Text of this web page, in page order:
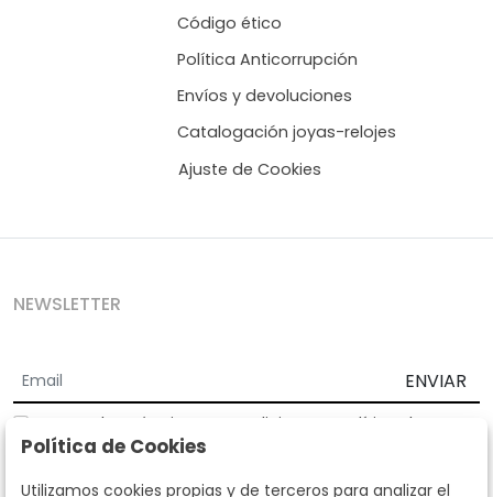
Código ético
Política Anticorrupción
Envíos y devoluciones
Catalogación joyas-relojes
Ajuste de Cookies
NEWSLETTER
ENVIAR
Acepto los Términos y Condiciones
Política de
privacidad
Según la LOPD y disposiciones de desarrollo, informamos que sus
Política de Cookies
Utilizamos cookies propias y de terceros para analizar el